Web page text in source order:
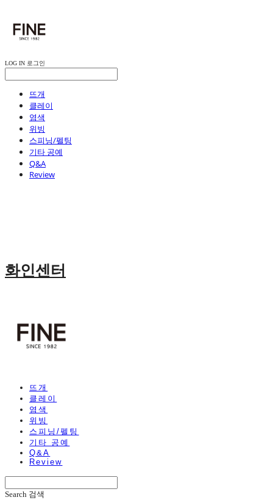
LOG IN 로그인
뜨개
클레이
염색
위빙
스피닝/펠팅
기타 공예
Q&A
Review
화인센터
뜨개
클레이
염색
위빙
스피닝/펠팅
기타 공예
Q&A
Review
Search 검색